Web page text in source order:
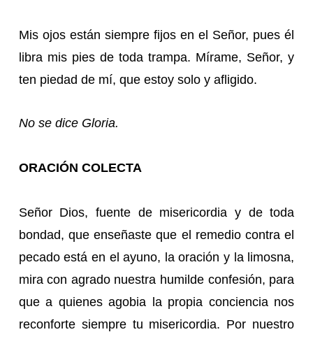
Mis ojos están siempre fijos en el Señor, pues él
libra mis pies de toda trampa. Mírame, Señor, y
ten piedad de mí, que estoy solo y afligido.
No se dice Gloria.
ORACIÓN COLECTA
Señor Dios, fuente de misericordia y de toda
bondad, que enseñaste que el remedio contra el
pecado está en el ayuno, la oración y la limosna,
mira con agrado nuestra humilde confesión, para
que a quienes agobia la propia conciencia nos
reconforte siempre tu misericordia. Por nuestro